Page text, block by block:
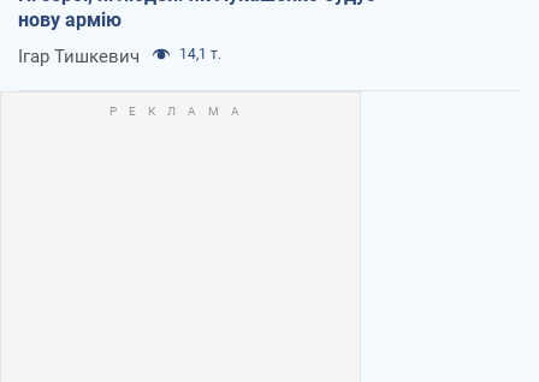
нову армію
Ігар Тишкевич 14,1 т.